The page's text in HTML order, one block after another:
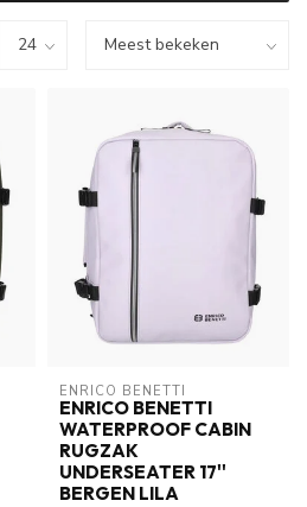
ENRICO BENETTI
ENRICO BENETTI
WATERPROOF CABIN
RUGZAK
UNDERSEATER 17''
BERGEN LILA